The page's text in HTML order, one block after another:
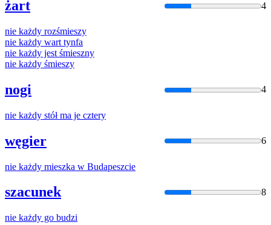
żart 4
nie każdy rozśmieszy
nie każdy wart tynfa
nie każdy jest śmieszny
nie każdy śmieszy
nogi 4
nie każdy stół ma je cztery
węgier 6
nie każdy mieszka w Budapeszcie
szacunek 8
nie każdy go budzi